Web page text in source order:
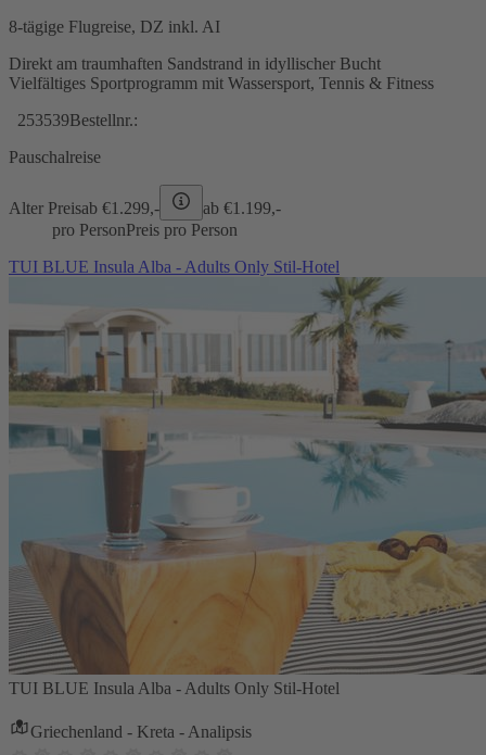
8-tägige Flugreise, DZ inkl. AI
Direkt am traumhaften Sandstrand in idyllischer Bucht
Vielfältiges Sportprogramm mit Wassersport, Tennis & Fitness
253539Bestellnr.:
Pauschalreise
Alter Preisab €1.299,- ab €1.199,-
pro PersonPreis pro Person
TUI BLUE Insula Alba - Adults Only Stil-Hotel
TUI BLUE Insula Alba - Adults Only Stil-Hotel
Griechenland - Kreta - Analipsis